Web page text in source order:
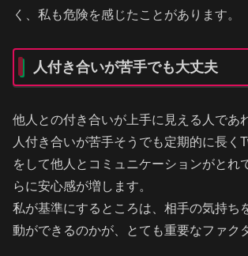
く、私も危険を感じたことがあります。
人付き合いが苦手でも大丈夫
他人との付き合いが上手に見える人であ
人付き合いが苦手そうでも定期的に長く
をして他人とコミュニケーションがとれ
らに安心感が増します。
私が基準にするところは、相手の気持ち
動ができるのかが、とても重要なファク